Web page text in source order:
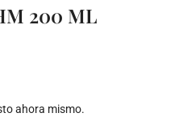
200 ML
ahora mismo.